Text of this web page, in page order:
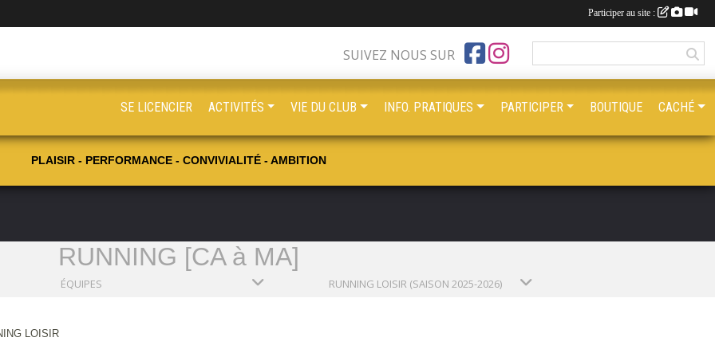
PLAISIR - PERFORMANCE - CONVIVIALITÉ - AMBITION
RUNNING [CA à MA]
ÉQUIPES RUNNING LOISIR (SAISON 2025-2026)
LOISIR
SUIVEZ NOUS SUR
SE LICENCIER ACTIVITÉS VIE DU CLUB INFO. PRATIQUES PARTICIPER BOUTIQUE CACHÉ
Participer au site :